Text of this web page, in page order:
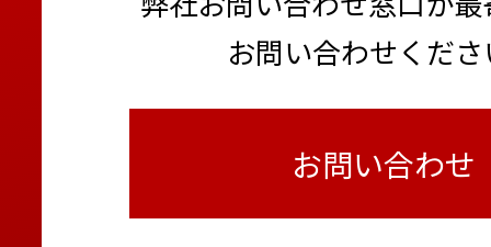
お問い合わせくだ
お問い合わせ